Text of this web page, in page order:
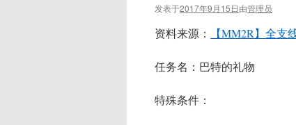
发表于2017年9月15日由管理员
资料来源： 【MM2R】全支
任务名：巴特的礼物
特殊条件：